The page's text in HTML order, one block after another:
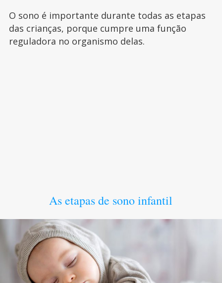
O sono é importante durante todas as etapas
das crianças, porque cumpre uma função
reguladora no organismo delas.
As etapas de sono infantil